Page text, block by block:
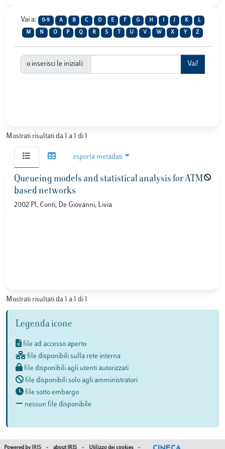
Vai a: 0-9 A B C D E F G H J K L
M N O P Q R S U V W X Y Z
o inserisci le iniziali:
Mostrati risultati da 1 a 1 di 1
esporta metadati
Queueing models and statistical analysis for ATM
based networks
2002 Pl, Conti; De Giovanni, Livia
Mostrati risultati da 1 a 1 di 1
Legenda icone
file ad accesso aperto
file disponibili sulla rete interna
file disponibili agli utenti autorizzati
file disponibili solo agli amministratori
file sotto embargo
nessun file disponibile
Powered by IRIS - about IRIS - Utilizzo dei cookies -